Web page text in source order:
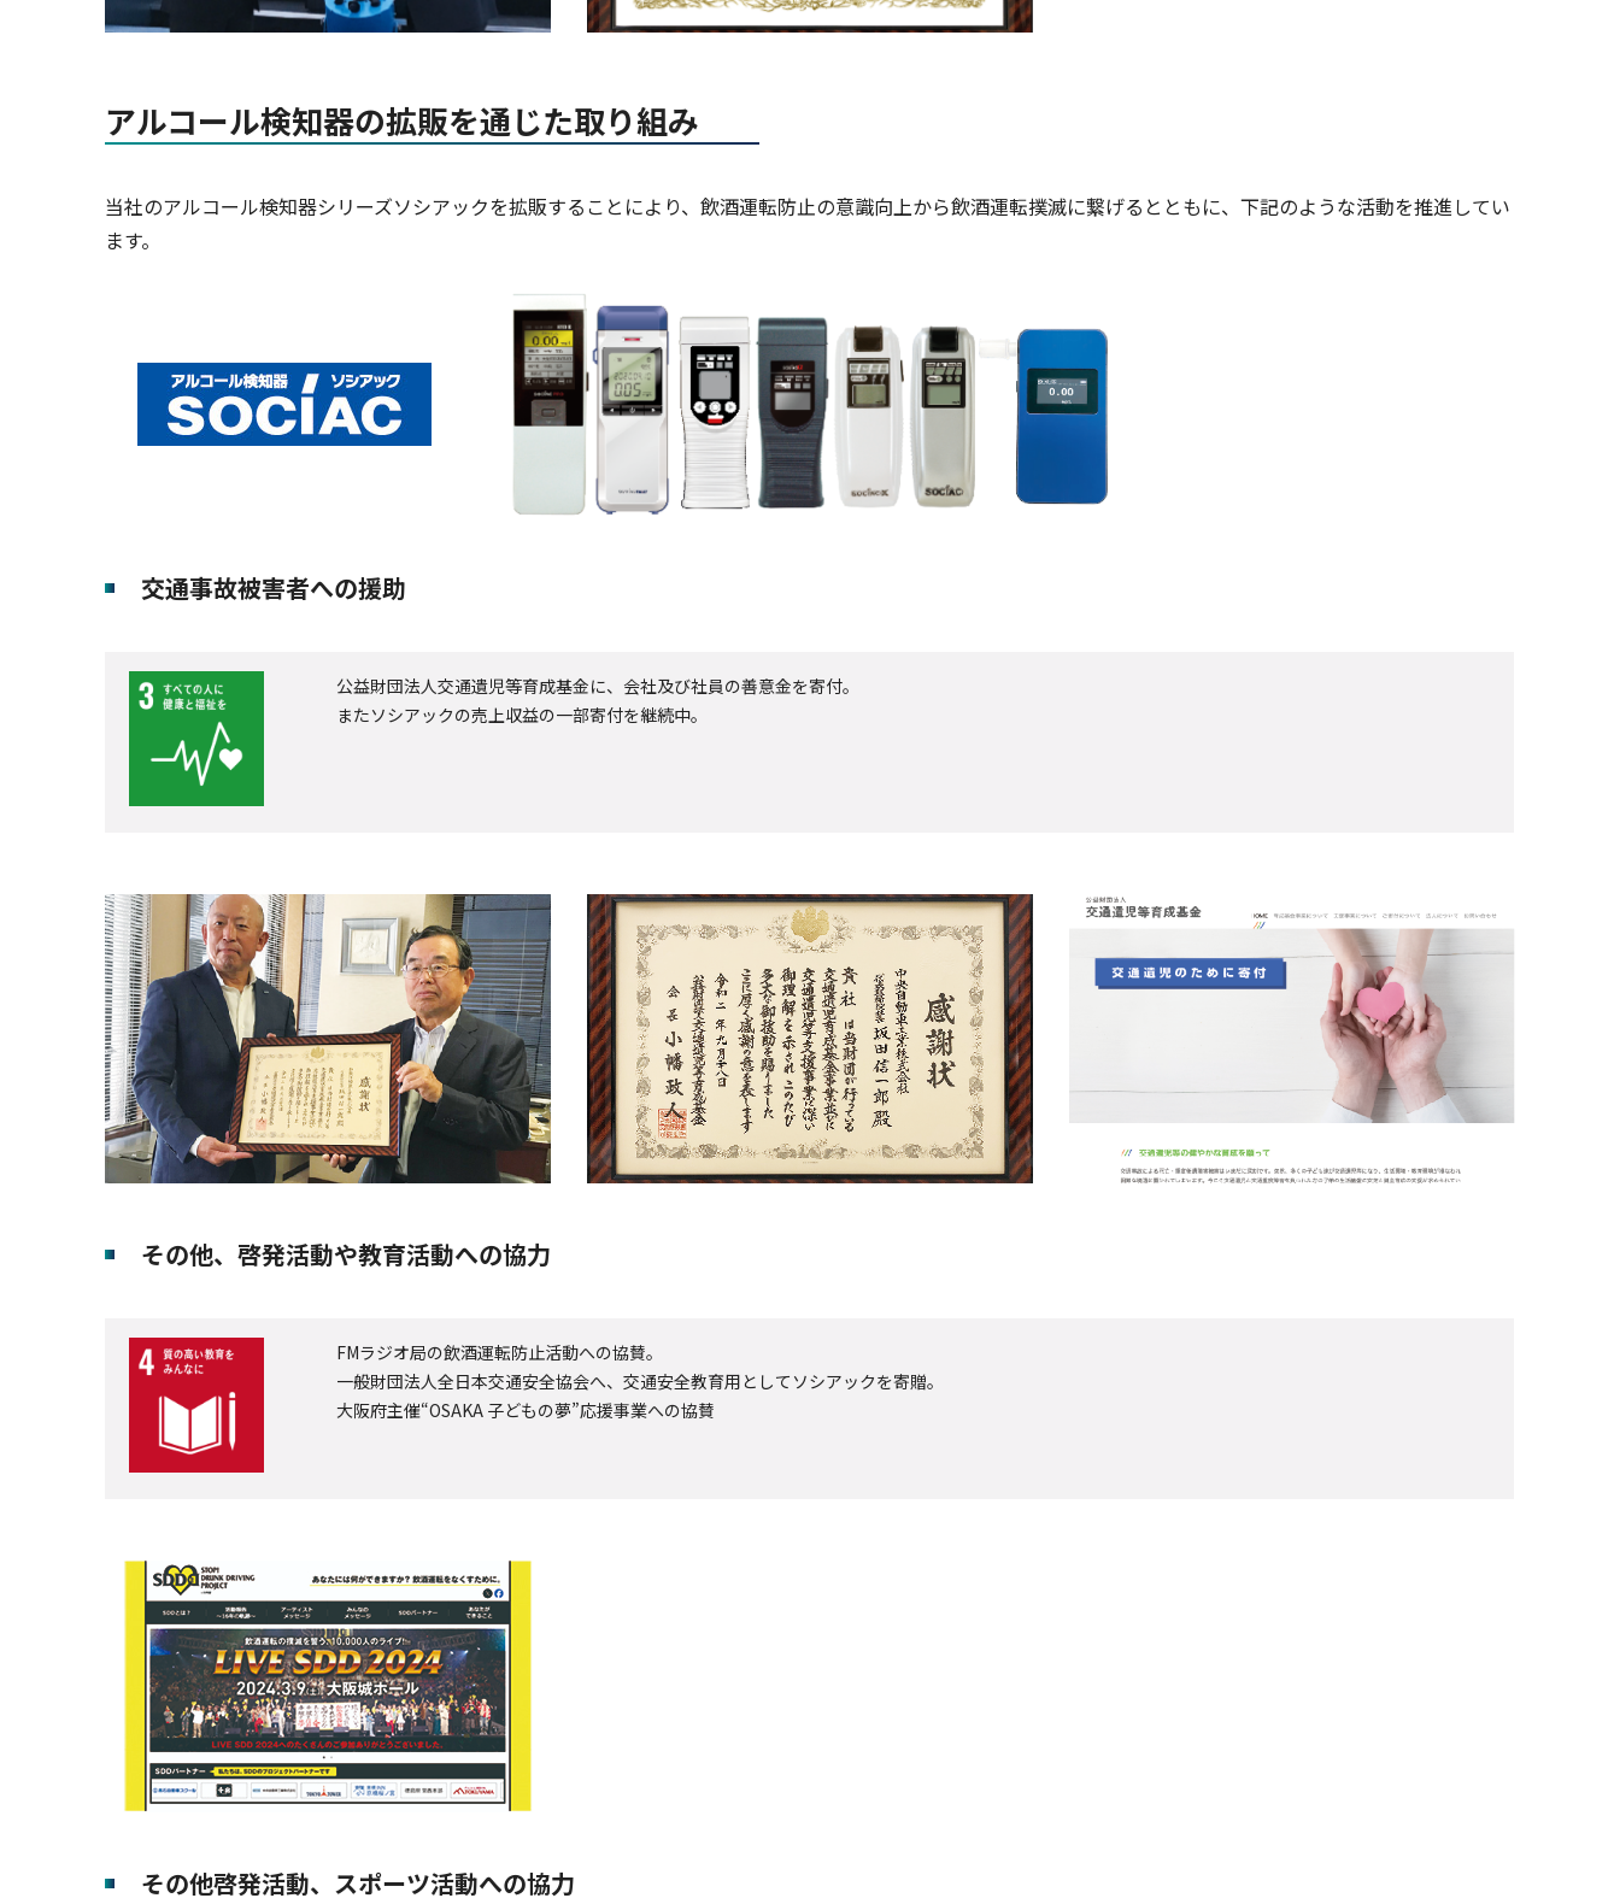
アルコール検知器の拡販を通じた取り組み
当社のアルコール検知器シリーズソシアックを拡販することにより、飲酒運転防止の意識向上から飲酒運転撲滅に繋げるとともに、下記のような活動を推進してい
ます。
交通事故被害者への援助
公益財団法人交通遺児等育成基金に、会社及び社員の善意金を寄付。
またソシアックの売上収益の一部寄付を継続中。
その他、啓発活動や教育活動への協力
FMラジオ局の飲酒運転防止活動への協賛。
一般財団法人全日本交通安全協会へ、交通安全教育用としてソシアックを寄贈。
大阪府主催“OSAKA 子どもの夢”応援事業への協賛
その他啓発活動、スポーツ活動への協力